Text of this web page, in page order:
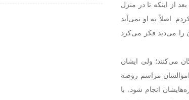
از اینکه تا در منزل
اصلاً به او نمی‌آید
را می‌دید فکر می‌کرد
می‌کنند؛ ولی ایشان
مراسم روضه
انجام شود. با